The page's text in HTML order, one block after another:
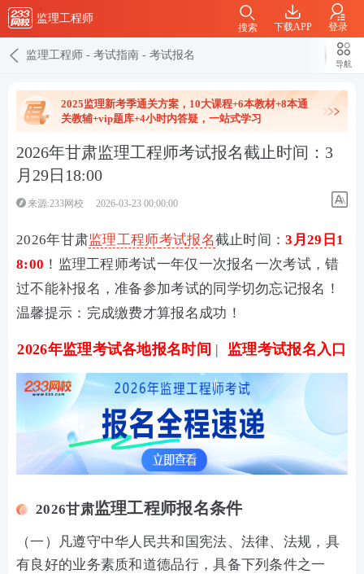
监理工程师
下载APP 登录
搜索
监理工程师 - 考试指南 - 考试报名
导航
2025监理新考季通关方案，10大课程+6本教材+8本通
关教辅+vip题库+4小时内答疑，一站式学习
2026年甘肃监理工程师考试报名截止时间：3
月29日18:00
来源:233网校 2026-03-23 00:00:00
2026年甘肃监理工程师考试报名截止时间：3月29日1
8:00 ！监理工程师考试一年仅一次报名一次考试，错
过不能补报名，准备参加考试的同学切勿忘记报名！
温馨提示：完成缴费才算报名成功！
2026年监理考试各地报名时间 | 监理考试报名入口
2026甘肃监理工程师报名条件
（一）凡遵守中华人民共和国宪法、法律、法规，具
有良好的业务素质和道德品行，具备下列条件之一